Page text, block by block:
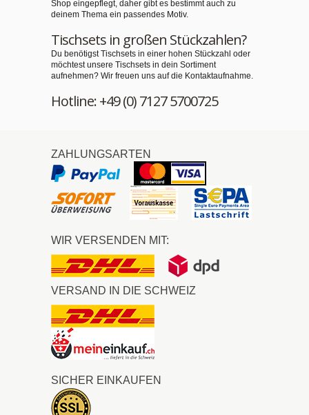
Shop eingepflegt, daher gibt es bestimmt auch zu
deinem Thema ein passendes Motiv.
Tischsets in großen Stückzahlen?
Du benötigst Tischsets in einer hohen Stückzahl oder
möchtest unsere Tischsets in dein Sortiment
aufnehmen? Wir freuen uns auf die Kontaktaufnahme.
Hotline: +49 (0) 7127 5700725
ZAHLUNGSARTEN
WIR VERSENDEN MIT:
VERSAND IN DIE SCHWEIZ
SICHER EINKAUFEN